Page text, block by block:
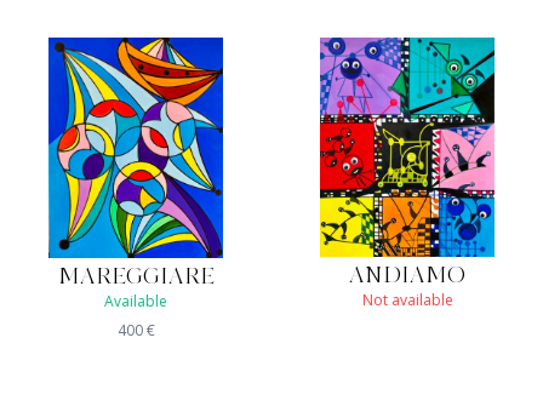
MAREGGIARE
Available
400€
ANDIAMO
Not available